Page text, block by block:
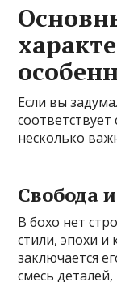
Если вы
несколько
Свобода
В бохо нет
стили, эпохи
заключается
смесь деталей,